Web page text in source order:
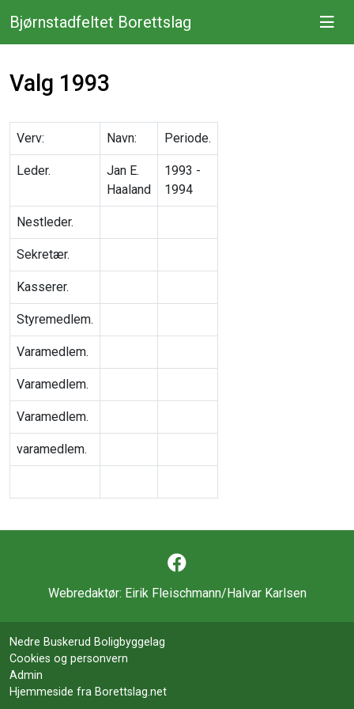
Bjørnstadfeltet Borettslag
Valg 1993
Verv: Navn: Periode.
Leder.
Jan E.
Haaland
1993 -
1994
Nestleder.
Sekretær.
Kasserer.
Styremedlem.
Varamedlem.
Varamedlem.
Varamedlem.
varamedlem.
Webredaktør: Eirik Fleischmann/Halvar Karlsen
Nedre Buskerud Boligbyggelag
Cookies og personvern
Admin
Hjemmeside fra Borettslag.net